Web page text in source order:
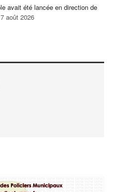
avait été lancée en direction de
7 août 2026